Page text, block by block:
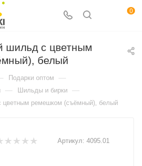
0
шильд с цветным
белый
Подарки оптом —
— Шильды и бирки —
цветным ремешком (съёмный), белый
Артикул: 4095.01